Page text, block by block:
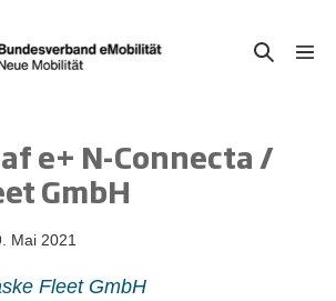
Suche-
e+ N-Connecta /
GmbH
Mai 2021
Fleet GmbH